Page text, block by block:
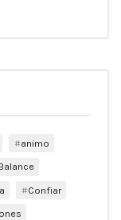
animo
Confiar